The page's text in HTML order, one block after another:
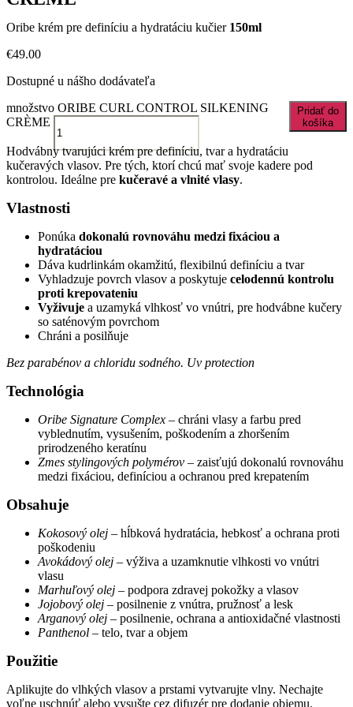
Oribe krém pre definíciu a hydratáciu kučier 150ml
€49.00
Dostupné u nášho dodávateľa
množstvo ORIBE CURL CONTROL SILKENING
CRÈME
Pridať do
košíka
Hodvábny tvarujúci krém pre definíciu, tvar a hydratáciu
kučeravých vlasov. Pre tých, ktorí chcú mať svoje kadere pod
kontrolou. Ideálne pre kučeravé a vlnité vlasy.
Vlastnosti
Ponúka dokonalú rovnováhu medzi fixáciou a
hydratáciou
Dáva kudrlinkám okamžitú, flexibilnú definíciu a tvar
Vyhladzuje povrch vlasov a poskytuje celodennú kontrolu
proti krepovateniu
Vyživuje a uzamyká vlhkosť vo vnútri, pre hodvábne kučery
so saténovým povrchom
Chráni a posilňuje
Bez parabénov a chloridu sodného. Uv protection
Technológia
Oribe Signature Complex – chráni vlasy a farbu pred
vyblednutím, vysušením, poškodením a zhoršením
prirodzeného keratínu
Zmes stylingových polymérov – zaisťujú dokonalú rovnováhu
medzi fixáciou, definíciou a ochranou pred krepatením
Obsahuje
Kokosový olej – hĺbková hydratácia, hebkosť a ochrana proti
poškodeniu
Avokádový olej – výživa a uzamknutie vlhkosti vo vnútri
vlasu
Marhuľový olej – podpora zdravej pokožky a vlasov
Jojobový olej – posilnenie z vnútra, pružnosť a lesk
Arganový olej – posilnenie, ochrana a antioxidačné vlastnosti
Panthenol – telo, tvar a objem
Použitie
Aplikujte do vlhkých vlasov a prstami vytvarujte vlny. Nechajte
voľne uschnúť alebo vysušte cez difuzér pre dodanie objemu.